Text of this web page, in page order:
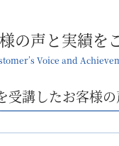
の声と実績を
Voice and
受講したお客様